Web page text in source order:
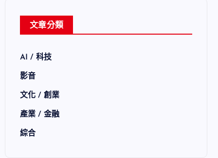
文章分類
AI / 科技
影音
文化 / 創業
產業 / 金融
綜合